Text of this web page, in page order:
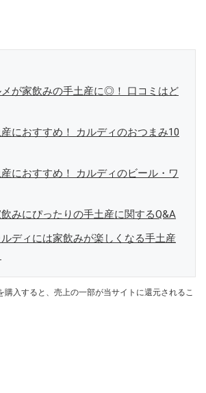
メが家飲みの手土産に◎！ 口コミはど
におすすめ！ カルディのおつまみ10
におすすめ！ カルディのビール・ワ
みにぴったりの手土産に関するQ&A
ルディには家飲みが楽しくなる手土産
購入すると、売上の一部が当サイトに還元されるこ